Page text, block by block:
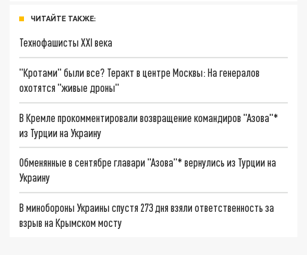
ЧИТАЙТЕ ТАКЖЕ:
Технофашисты XXI века
"Кротами" были все? Теракт в центре Москвы: На генералов
охотятся "живые дроны"
В Кремле прокомментировали возвращение командиров "Азова"*
из Турции на Украину
Обменянные в сентябре главари "Азова"* вернулись из Турции на
Украину
В минобороны Украины спустя 273 дня взяли ответственность за
взрыв на Крымском мосту